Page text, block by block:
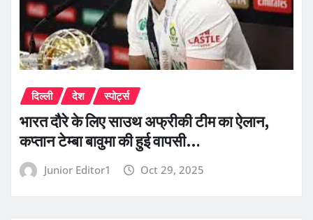
दिल्ली देश स्पोर्ट्स
भारत दौरे के लिए साउथ अफ्रीकी टीम का ऐलान,
कप्तान टेम्बा बावुमा की हुई वापसी…
Junior Editor1 Oct 29, 2025